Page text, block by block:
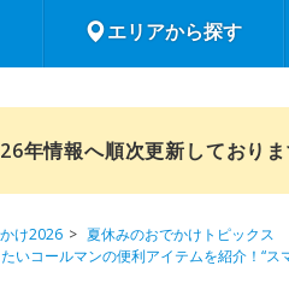
エリアから探す
年情報へ順次更新しており
け2026
夏休みのおでかけトピックス
いコールマンの便利アイテムを紹介！“